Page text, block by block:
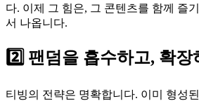
다. 이제 그 힘은, 그 콘텐츠를 함께 즐
서 나옵니다.
2️⃣ 팬덤을 흡수하고, 확장
티빙의 전략은 명확합니다. 이미 형성